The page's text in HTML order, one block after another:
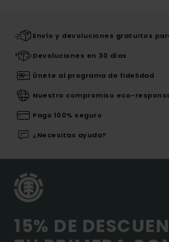
Envío y devoluciones gratuitos
Devoluciones en 30 días
Únete al programa de fidelidad
Nuestro compromiso eco-
Pago 100% seguro
¿Necesitas ayuda?
15% DE